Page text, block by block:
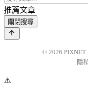
推薦文章
關閉搜尋
© 2026 PIXNET
隱
⚠️